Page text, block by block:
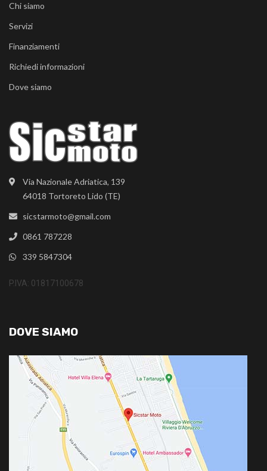
Via Nazionale Adriatica, 139
64018 Tortoreto Lido (TE)
sicstarmoto@gmail.com
0861 787228
339 5847304
P.IVA: 01817100678
Chi siamo
Servizi
Finanziamenti
Richiedi informazioni
Dove siamo
DOVE SIAMO